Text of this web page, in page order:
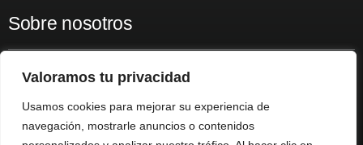
Valoramos tu privacidad
Usamos cookies para mejorar su experiencia de
navegación, mostrarle anuncios o contenidos
Sobre nosotros
Insights
Contacto